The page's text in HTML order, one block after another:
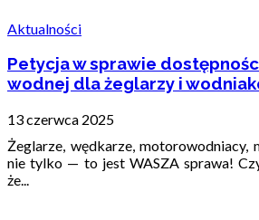
Aktualności
Petycja w sprawie
wodnej dla żeglarzy i
13 czerwca 2025
Żeglarze, wędkarze, motorowodniacy,
nie tylko — to jest WASZA sprawa!
że...